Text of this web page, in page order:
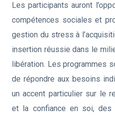
Les participants auront
compétences sociales et
gestion du stress à
insertion réussie dans le
libération. Les programmes
de répondre aux besoins
un accent particulier sur le
et la confiance en soi, des